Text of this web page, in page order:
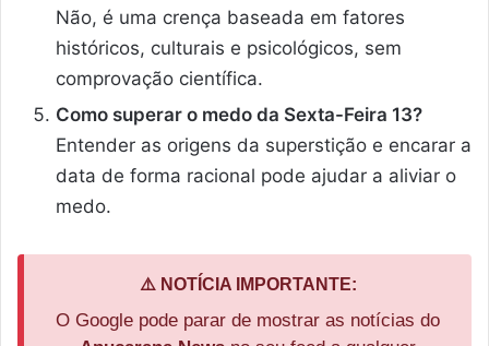
Não, é uma crença baseada em fatores
históricos, culturais e psicológicos, sem
comprovação científica.
Como superar o medo da Sexta-Feira 13?
Entender as origens da superstição e encarar a
data de forma racional pode ajudar a aliviar o
medo.
⚠️ NOTÍCIA IMPORTANTE:
O Google pode parar de mostrar as notícias do